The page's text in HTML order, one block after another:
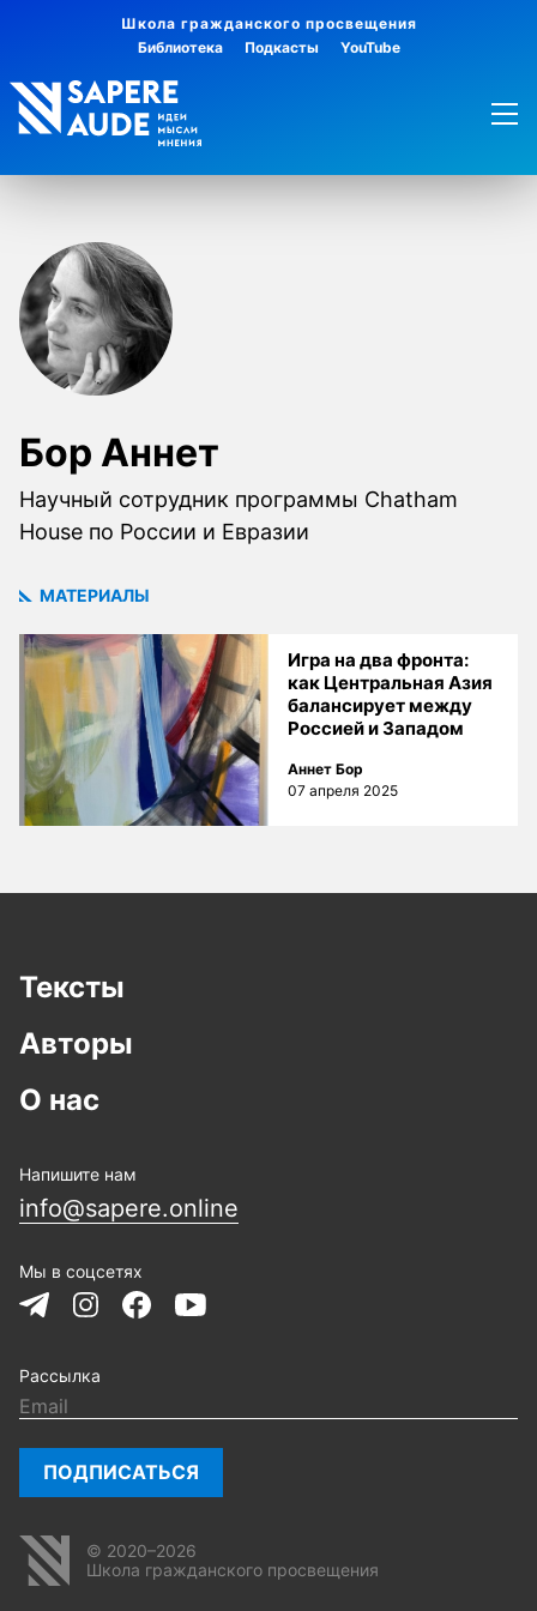
Школа гражданского просвещения
Библиотека
Подкасты YouTube
Бор Аннет
Научный сотрудник программы Chatham
House по России и Евразии
МАТЕРИАЛЫ
Игра на два фронта:
как Центральная Азия
балансирует между
Россией и Западом
Аннет Бор
07 апреля 2025
Тексты
Авторы
О нас
Напишите нам
info@sapere.online
Мы в соцсетях
Рассылка
ПОДПИСАТЬСЯ
© 2020–2026
Школа гражданского просвещения